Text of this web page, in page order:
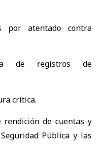
por atentado contra
de registros de
crítica.
de cuentas y
Pública y las